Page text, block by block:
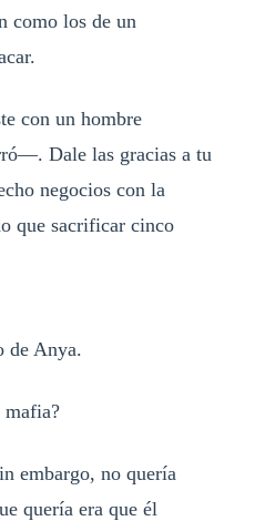
como los de un
con un hombre
Dale las gracias a tu
negocios con la
que sacrificar cinco
de Anya.
mafia?
embargo, no quería
quería era que él